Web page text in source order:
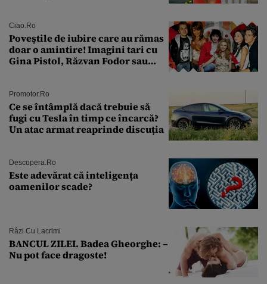
îmi salvez viața”
Ciao.ro
Poveştile de iubire care au rămas
doar o amintire! Imagini tari cu
Gina Pistol, Răzvan Fodor sau
Promotor.ro
Ce se întâmplă dacă trebuie să
fugi cu Tesla în timp ce încarcă?
Un atac armat reaprinde discuția
Descopera.ro
Este adevărat că inteligența
oamenilor scade?
Râzi Cu Lacrimi
BANCUL ZILEI. Badea Gheorghe: –
Nu pot face dragoste!